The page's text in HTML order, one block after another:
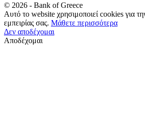
© 2026 - Bank of Greece
Αυτό το website χρησιμοποιεί cookies για
εμπειρίας σας. Μάθετε περισσότερα
Δεν αποδέχομαι
Αποδέχομαι